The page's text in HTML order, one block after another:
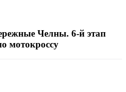
Челны. 6-й этап
мотокроссу